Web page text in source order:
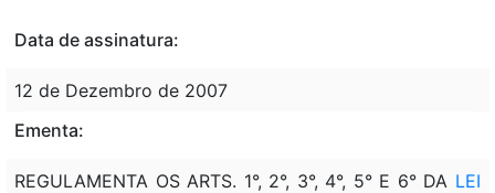
Data de assinatura:
12 de Dezembro de 2007
Ementa:
REGULAMENTA OS ARTS. 1°, 2°, 3°, 4°, 5° E 6° DA LEI